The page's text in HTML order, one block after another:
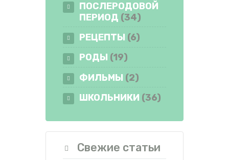
ПОСЛЕРОДОВОЙ
ПЕРИОД (34)
РЕЦЕПТЫ (6)
РОДЫ (19)
ФИЛЬМЫ (2)
ШКОЛЬНИКИ (36)
Свежие статьи